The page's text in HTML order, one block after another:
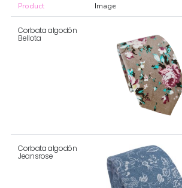
Product Image
Corbata algodón
Bellota
Corbata algodón
Jeansrose